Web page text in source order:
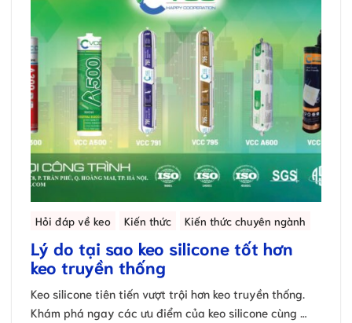
Hỏi đáp về keo Kiến thức Kiến thức chuyên ngành
Lý do tại sao keo silicone tốt hơn
keo truyền thống
Keo silicone tiên tiến vượt trội hơn keo truyền thống.
Khám phá ngay các ưu điểm của keo silicone cùng …